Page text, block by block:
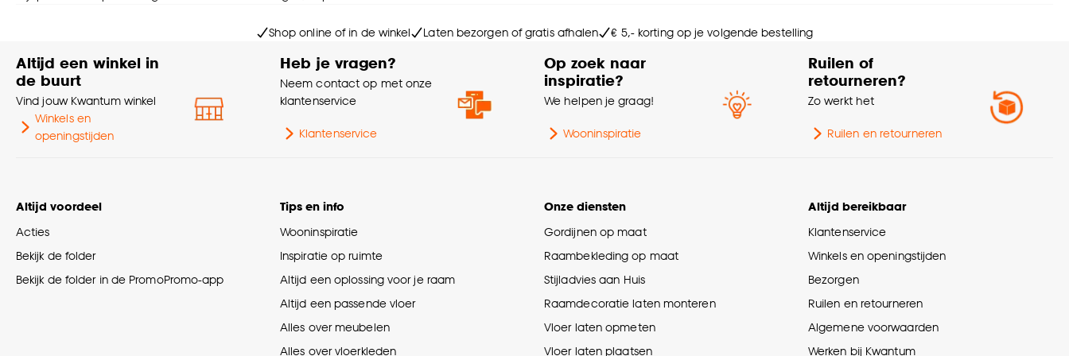
Gewicht 0.02 Kg
Bruin
Shop online of in de winkel Laten bezorgen of gratis afhalen € 5,- korting op je volgende bestelling
Altijd een winkel in
de buurt
Vind jouw Kwantum winkel
Winkels en
openingstijden
Heb je vragen?
Neem contact op met onze
klantenservice
Klantenservice
Op zoek naar
inspiratie?
We helpen je graag!
Wooninspiratie
Ruilen of
retourneren?
Zo werkt het
Ruilen en retourneren
Altijd voordeel
Acties
Bekijk de folder
Bekijk de folder in de PromoPromo-app
Tips en info
Wooninspiratie
Inspiratie op ruimte
Altijd een oplossing voor je raam
Altijd een passende vloer
Alles over meubelen
Alles over vloerkleden
Onze diensten
Gordijnen op maat
Raambekleding op maat
Stijladvies aan Huis
Raamdecoratie laten monteren
Vloer laten opmeten
Vloer laten plaatsen
Altijd bereikbaar
Klantenservice
Winkels en openingstijden
Bezorgen
Ruilen en retourneren
Algemene voorwaarden
Werken bij Kwantum